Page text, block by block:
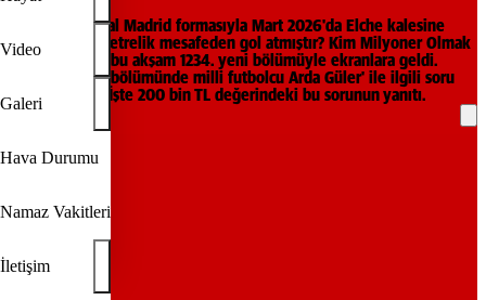
Video
Galeri
Hava Durumu
Namaz Vakitleri
İletişim
Arda Güler, Real Madrid formasıyla Mart 2026'da Elche kalesine
yaklaşık kaç metrelik mesafeden gol atmıştır? Kim Milyoner Olmak
İster yarışması bu akşam 1234. yeni bölümüyle ekranlara geldi.
Yarışmanın bir bölümünde milli futbolcu Arda Güler' ile ilgili soru
gündem oldu. İşte 200 bin TL değerindeki bu sorunun yanıtı.
REKLAM